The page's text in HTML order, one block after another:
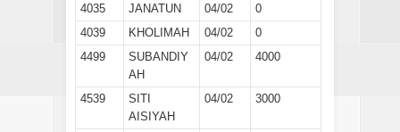
4035 JANATUN 04/02
0
4039
KHOLIMAH 04/02
0
4499
SUBANDIY
AH
04/02 4000
4539
SITI
AISIYAH
04/02 3000